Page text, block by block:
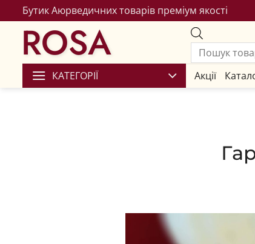
Бутик Аюрведичних товарів преміум якості
ROSA
КАТЕГОРІЇ Акції